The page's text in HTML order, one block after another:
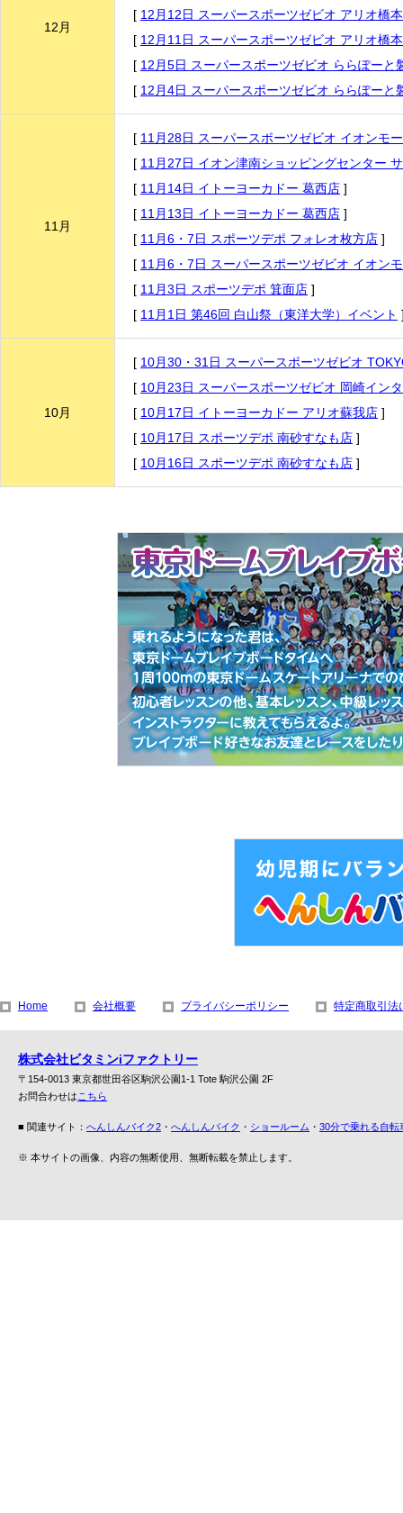
12月
[ 12月12日 スーパースポーツゼビオ アリオ橋
[ 12月11日 スーパースポーツゼビオ アリオ橋
[ 12月5日 スーパースポーツゼビオ ららぽーと
[ 12月4日 スーパースポーツゼビオ ららぽーと
11月
[ 11月28日 スーパースポーツゼビオ イオンモ
[ 11月27日 イオン津南ショッピングセンター
[ 11月14日 イトーヨーカドー 葛西店 ]
[ 11月13日 イトーヨーカドー 葛西店 ]
[ 11月6・7日 スポーツデポ フォレオ枚方店 ]
[ 11月6・7日 スーパースポーツゼビオ イオン
[ 11月3日 スポーツデポ 箕面店 ]
[ 11月1日 第46回 白山祭（東洋大学）イベント
10月
[ 10月30・31日 スーパースポーツゼビオ
[ 10月23日 スーパースポーツゼビオ 岡崎イン
[ 10月17日 イトーヨーカドー アリオ蘇我店 ]
[ 10月17日 スポーツデポ 南砂すなも店 ]
[ 10月16日 スポーツデポ 南砂すなも店 ]
Home 会社概要 プライバシーポリシー 特定商取引法
株式会社ビタミンiファクトリー
〒154-0013 東京都世田谷区駒沢公園1-1 Tote 駒沢公園 2F
お問合わせは こちら
■ 関連サイト： へんしんバイク2 ・ へんしんバイク ・ ショールーム ・ 30分で乗れる自転
※ 本サイトの画像、内容の無断使用、無断転載を禁止します。